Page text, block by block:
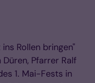
Rollen bringen"
Pfarrer Ralf
1. Mai-Fests in